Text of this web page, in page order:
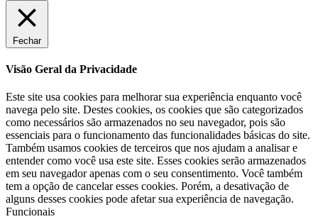
Fechar
Visão Geral da Privacidade
Este site usa cookies para melhorar sua experiência enquanto você
navega pelo site. Destes cookies, os cookies que são categorizados
como necessários são armazenados no seu navegador, pois são
essenciais para o funcionamento das funcionalidades básicas do site.
Também usamos cookies de terceiros que nos ajudam a analisar e
entender como você usa este site. Esses cookies serão armazenados
em seu navegador apenas com o seu consentimento. Você também
tem a opção de cancelar esses cookies. Porém, a desativação de
alguns desses cookies pode afetar sua experiência de navegação.
Funcionais